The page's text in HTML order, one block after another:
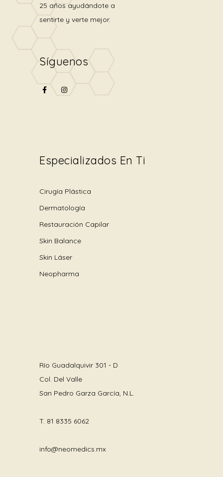
25 años ayudándote a
sentirte y verte mejor.
Síguenos
Especializados En Ti
Cirugía Plástica
Dermatología
Restauración Capilar
Skin Balance
Skin Láser
Neopharma
Río Guadalquivir 301 - D
Col. Del Valle
San Pedro Garza García, N.L.
T. 81 8335 6062
info@neomedics.mx